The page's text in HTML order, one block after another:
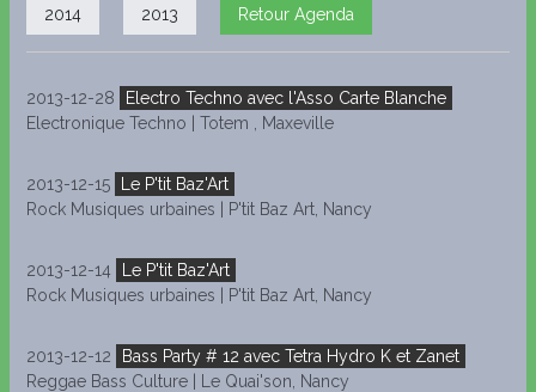
2014 2013 Retour Agenda
2013-12-28
Electro Techno avec l'Asso Carte Blanche
Electronique Techno | Totem , Maxeville
2013-12-15
Le P'tit Baz'Art
Rock Musiques urbaines | P'tit Baz Art, Nancy
2013-12-14
Le P'tit Baz'Art
Rock Musiques urbaines | P'tit Baz Art, Nancy
2013-12-12
Bass Party # 12 avec Tetra Hydro K et Zanet
Reggae Bass Culture | Le Quai'son, Nancy